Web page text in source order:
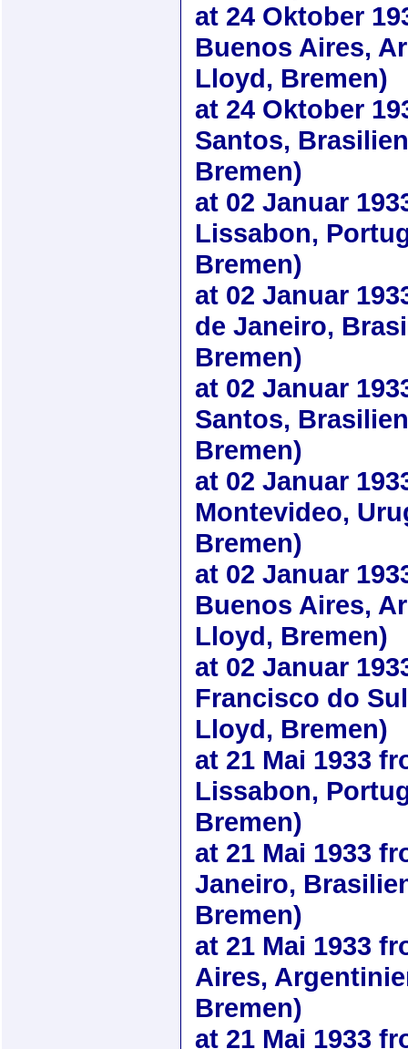
at 24 Oktober
Buenos Aires,
Lloyd, Bremen)
at 24 Oktober
Santos,
Bremen)
at 02 Januar
Lissabon,
Bremen)
at 02 Januar
de Janeiro,
Bremen)
at 02 Januar
Santos,
Bremen)
at 02 Januar
Montevideo,
Bremen)
at 02 Januar
Buenos Aires,
Lloyd, Bremen)
at 02 Januar
Francisco do
Lloyd, Bremen)
at 21 Mai 1933
Lissabon,
Bremen)
at 21 Mai 1933
Janeiro,
Bremen)
at 21 Mai 1933
Aires,
Bremen)
at 21 Mai 1933